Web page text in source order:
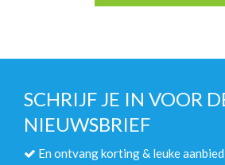
SCHRIJF JE IN VOOR
NIEUWSBRIEF
En ontvang korting & leuke